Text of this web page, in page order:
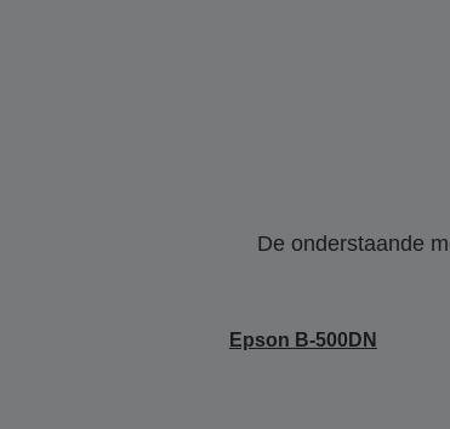
De onderstaande
Epson B-500DN